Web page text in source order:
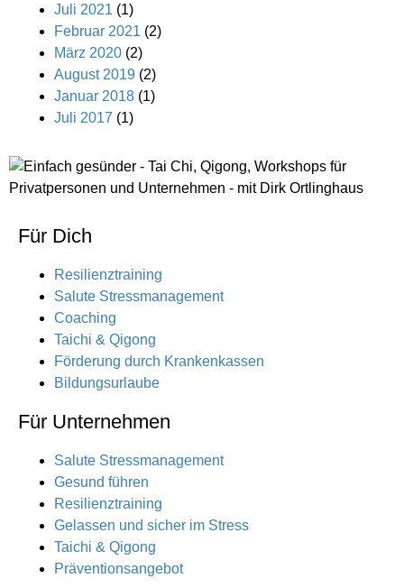
Juli 2021 (1)
Februar 2021 (2)
März 2020 (2)
August 2019 (2)
Januar 2018 (1)
Juli 2017 (1)
Für Dich
Resilienztraining
Salute Stressmanagement
Coaching
Taichi & Qigong
Förderung durch Krankenkassen
Bildungsurlaube
Für Unternehmen
Salute Stressmanagement
Gesund führen
Resilienztraining
Gelassen und sicher im Stress
Taichi & Qigong
Präventionsangebot